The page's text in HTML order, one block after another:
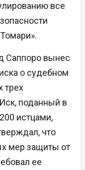
все
Саппоро вынес
о судебном
трех
поданный в
истцами,
что
мер защиты от
ее